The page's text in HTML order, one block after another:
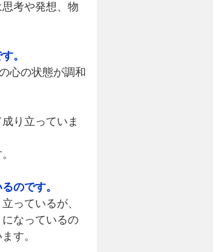
考や発想、物
。
心の状態が調和
り立っていま
のです。
っているが、
なっているの
す。